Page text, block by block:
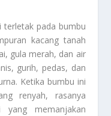
terletak pada bumbu
kacang tanah
gula merah, dan air
gurih, pedas, dan
Ketika bumbu ini
renyah, rasanya
yang memanjakan